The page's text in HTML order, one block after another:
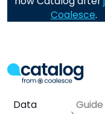
Coalesce.
Data